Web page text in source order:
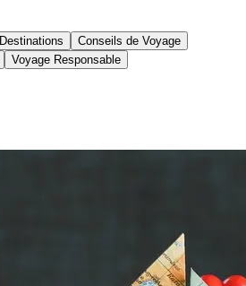
Destinations
Conseils de Voyage
Voyage Responsable